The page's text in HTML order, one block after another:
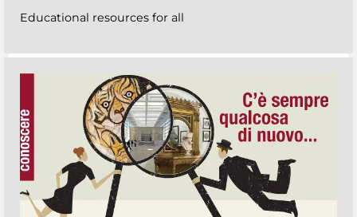
Educational resources for all